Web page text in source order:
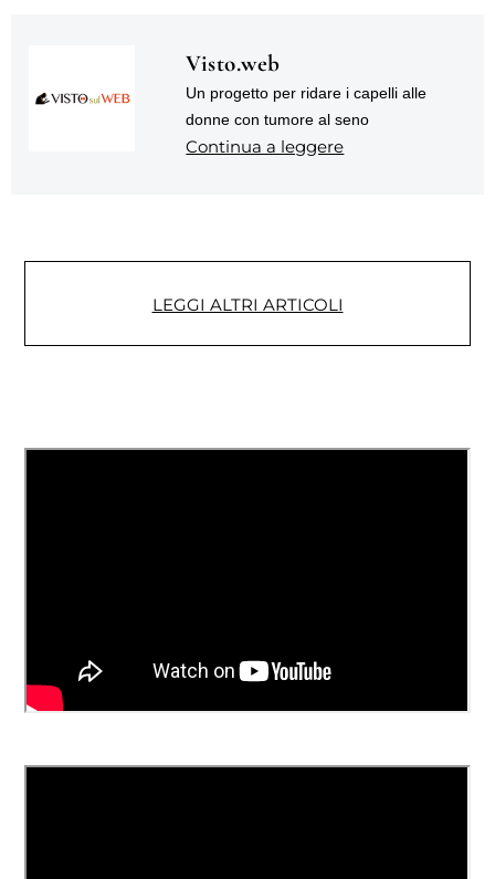
Visto.web
Un progetto per ridare i capelli alle
donne con tumore al seno
Continua a leggere
LEGGI ALTRI ARTICOLI